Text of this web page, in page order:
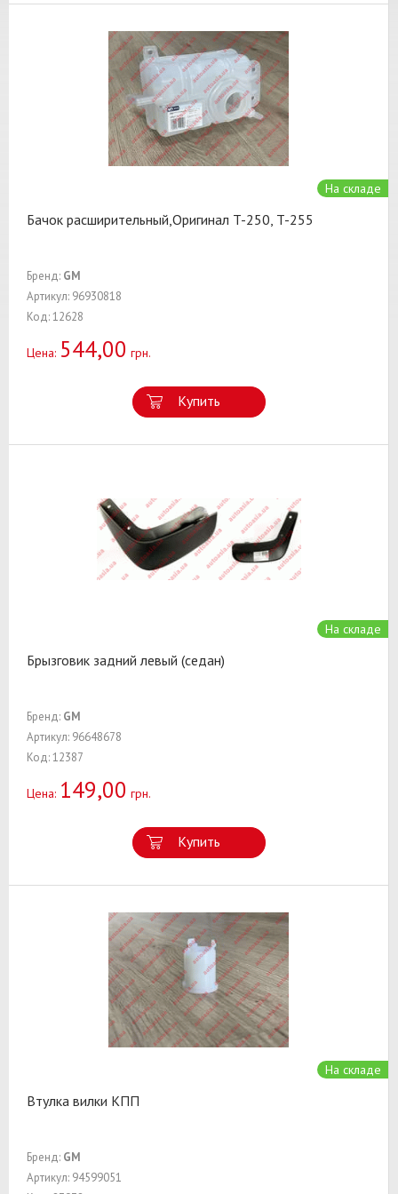
На складе
Бачок расширительный,Оригинал T-250, T-255
Бренд: GM
Артикул: 96930818
Код: 12628
Цена: 544,00 грн.
Купить
На складе
Брызговик задний левый (седан)
Бренд: GM
Артикул: 96648678
Код: 12387
Цена: 149,00 грн.
Купить
На складе
Втулка вилки КПП
Бренд: GM
Артикул: 94599051